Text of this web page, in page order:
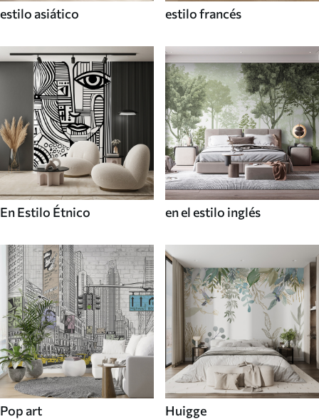
estilo asiático estilo francés
En Estilo Étnico en el estilo inglés
Pop art Huigge